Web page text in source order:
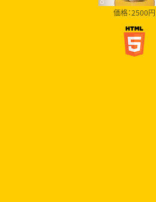
価格：2500円